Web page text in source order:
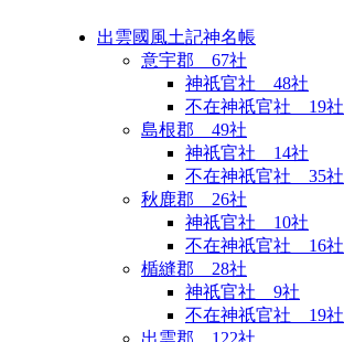
出雲國風土記神名帳
意宇郡 67社
神祇官社 48社
不在神祇官社 19社
島根郡 49社
神祇官社 14社
不在神祇官社 35社
秋鹿郡 26社
神祇官社 10社
不在神祇官社 16社
楯縫郡 28社
神祇官社 9社
不在神祇官社 19社
出雲郡 122社